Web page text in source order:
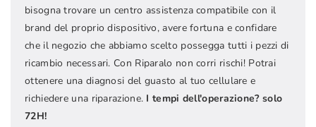
bisogna trovare un centro assistenza compatibile con il
brand del proprio dispositivo, avere fortuna e confidare
che il negozio che abbiamo scelto possegga tutti i pezzi di
ricambio necessari. Con Riparalo non corri rischi! Potrai
ottenere una diagnosi del guasto al tuo cellulare e
richiedere una riparazione. I tempi dell'operazione? solo
72H!